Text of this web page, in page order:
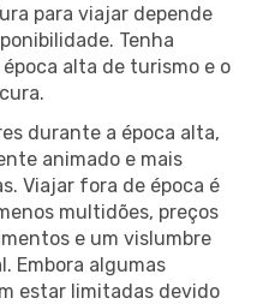
para viajar depende
Tenha
alta de turismo e o
durante a época alta,
animado e mais
Viajar fora de época é
multidões, preços
e um vislumbre
Embora algumas
estar limitadas devido